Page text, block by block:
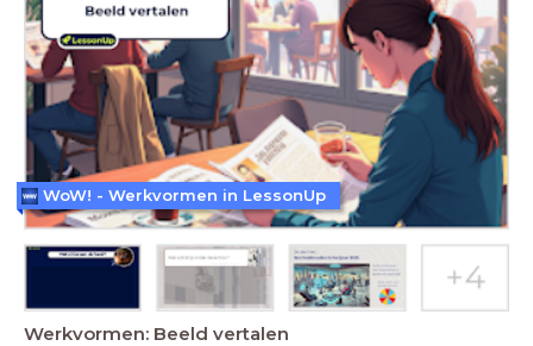
Werkvormen: Beeld vertalen
WoW! - Werkvormen in LessonUp